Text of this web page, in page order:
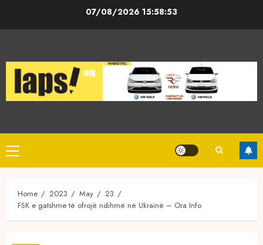
07/08/2026 15:58:53
Primary
Menu
Home 2023 May
23
FSK e gatshme të ofrojë ndihmë në Ukrainë – Ora Info